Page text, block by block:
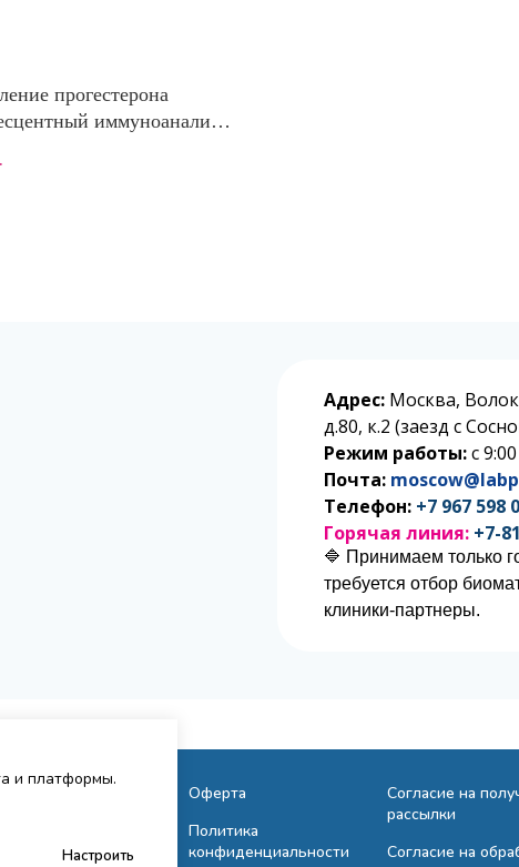
прогестерона
иммуноанализ)
🔷 Принимаем только
требуется отбор
клиники-партнеры.
Адрес: Москва,
д.80, к.2 (заезд с
Режим работы:с
Почта:
Телефон: +7 967 598
Горячая линия: +7-
Исследования
Оферта
Политика
конфиденциальности
Согласие на
рассылки
Согласие на
и платформы.
Настроить